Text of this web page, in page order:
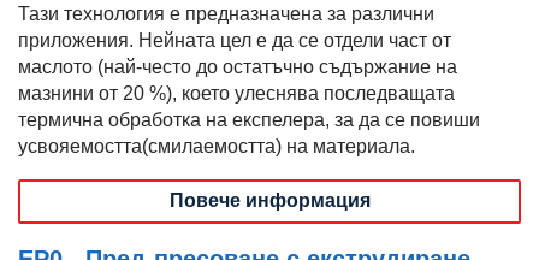
Тази технология е предназначена за различни
приложения. Нейната цел е да се отдели част от
маслото (най-често до остатъчно съдържание на
мазнини от 20 %), което улеснява последващата
термична обработка на експелера, за да се повиши
усвояемостта(смилаемостта) на материала.
Повече информация